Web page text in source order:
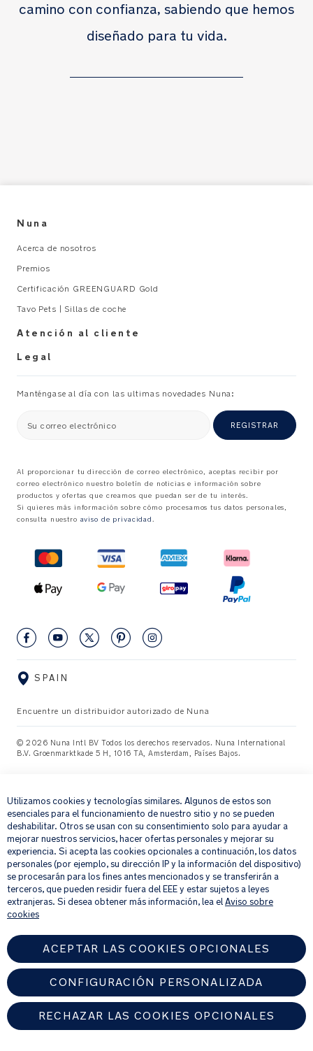
camino con confianza, sabiendo que hemos
diseñado para tu vida.
Nuna
Acerca de nosotros
Premios
Certificación GREENGUARD Gold
Tavo Pets | Sillas de coche
Atención al cliente
Legal
Manténgase al día con las ultimas novedades Nuna:
Su correo electrónico REGISTRAR
Al proporcionar tu dirección de correo electrónico, aceptas recibir por
correo electrónico nuestro boletín de noticias e información sobre
productos y ofertas que creamos que puedan ser de tu interés.
Si quieres más información sobre cómo procesamos tus datos personales,
consulta nuestro aviso de privacidad.
SPAIN
Encuentre un distribuidor autorizado de Nuna
© 2026 Nuna Intl BV Todos los derechos reservados. Nuna International
B.V. Groenmarktkade 5 H, 1016 TA, Amsterdam, Países Bajos.
Utilizamos cookies y tecnologías similares. Algunos de estos son
esenciales para el funcionamiento de nuestro sitio y no se pueden
deshabilitar. Otros se usan con su consentimiento solo para ayudar a
mejorar nuestros servicios, hacer ofertas personales y mejorar su
experiencia. Si acepta las cookies opcionales a continuación, los datos
personales (por ejemplo, su dirección IP y la información del dispositivo)
se procesarán para los fines antes mencionados y se transferirán a
terceros, que pueden residir fuera del EEE y estar sujetos a leyes
extranjeras. Si desea obtener más información, lea elAviso sobre
cookies
ACEPTAR LAS COOKIES OPCIONALES
CONFIGURACIÓN PERSONALIZADA
RECHAZAR LAS COOKIES OPCIONALES